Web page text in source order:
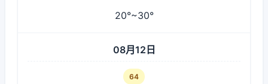
20°~30°
08月12日
64